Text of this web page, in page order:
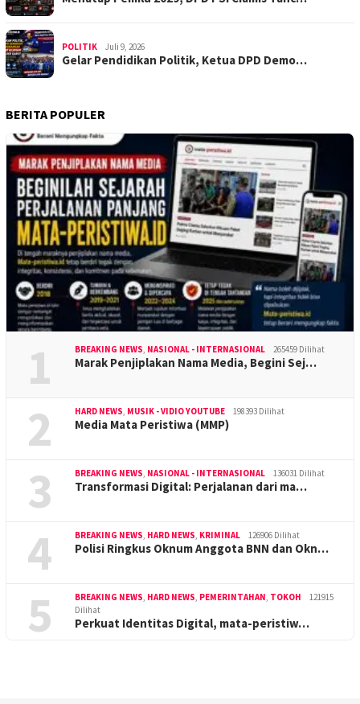
POLITIK Juli 9, 2026
Gelar Pendidikan Politik, Ketua DPD Demo…
BERITA POPULER
1 BREAKING NEWS NASIONAL - INTERNASIONAL 265459 Dilihat
Marak Penjiplakan Nama Media, Begini Sej…
2 HARD NEWS MUSIK - VIDIO YOUTUBE 198393 Dilihat
Media Mata Peristiwa (MMP)
3 BREAKING NEWS NASIONAL - INTERNASIONAL 136031 Dilihat
Transformasi Digital: Perjalanan dari ma…
4 BREAKING NEWS HARD NEWS KRIMINAL 126906 Dilihat
Polisi Ringkus Oknum Anggota BNN dan Okn…
5 BREAKING NEWS HARD NEWS PEMERINTAHAN TOKOH
121915
Dilihat
Perkuat Identitas Digital, mata-peristiw…